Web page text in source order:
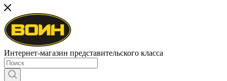
Интернет-магазин представительского класса